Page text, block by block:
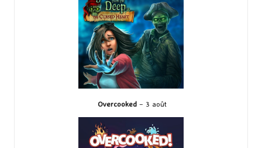
Overcooked – 3 août